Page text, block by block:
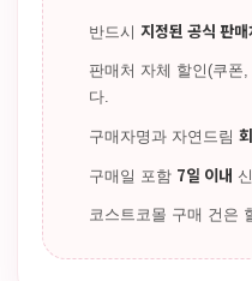
반드시 지정된 공식 판매
판매처 자체 할인(쿠폰
다.
구매자명과 자연드림
구매일 포함 7일 이내
코스트코몰 구매 건은